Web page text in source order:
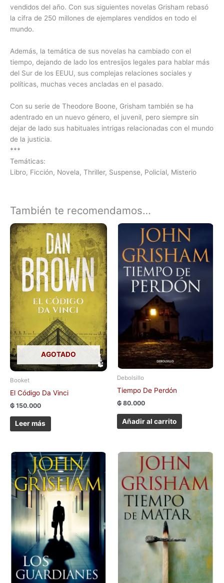
vendidos del año. Con sus siguientes novelas Grisham rebasó
la cifra de 250 millones de ejemplares vendidos en todo el
mundo.
Además, la temática de sus novelas ha cambiado con el
tiempo, dejando de lado los entresijos legales para hablar más
del Sur de los EEUU, sus complejas relaciones sociales y
políticas, muchas veces ancladas en el pasado.
Con su serie de Theodore Boone, Grisham también se ha
adentrado en un nuevo género, el juvenil, pero siempre sin
dejar de lado sus habituales intrigas relacionadas con el mundo
de la justicia.
***
Temáticas:
Libro, Ficción, Novela, Thriller, Suspense, Policial, Misterio
También te recomendamos…
AGOTADO
Booket
El Código Da Vinci
₲ 150.000
Leer más
Debolsillo
Tiempo De Perdón
₲ 80.000
Añadir al carrito